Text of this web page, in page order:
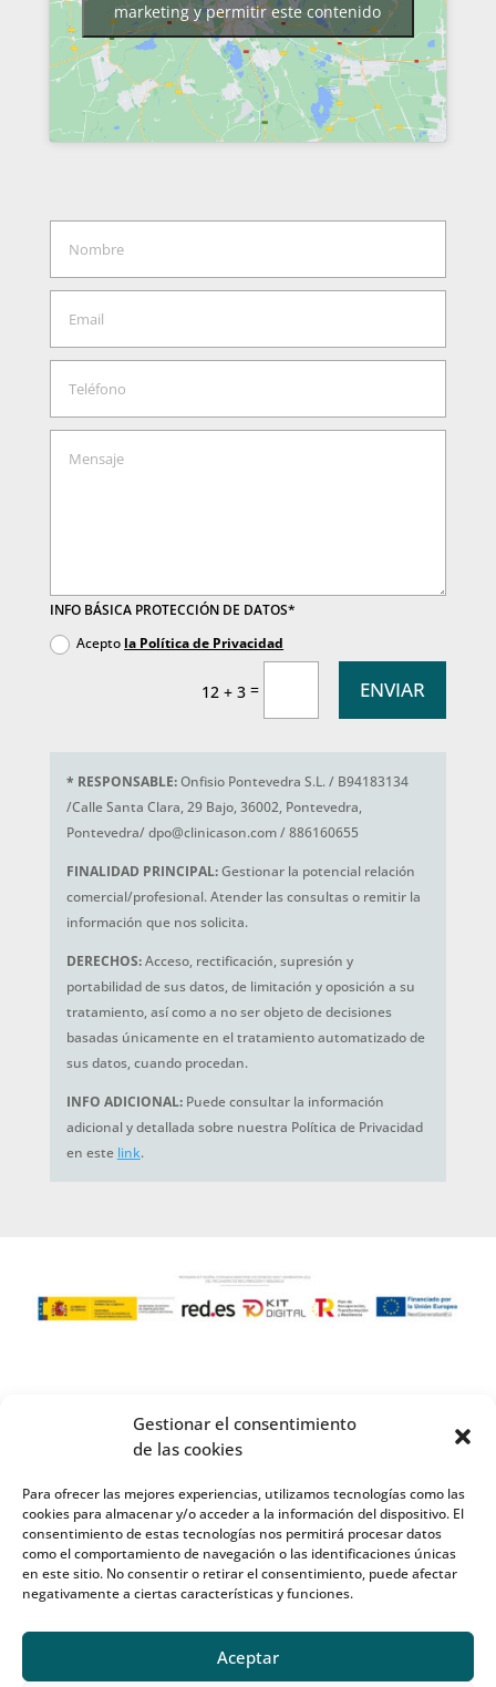
Gestionar el consentimiento
de las cookies
Para ofrecer las mejores experiencias, utilizamos tecnologías como las
cookies para almacenar y/o acceder a la información del dispositivo. El
consentimiento de estas tecnologías nos permitirá procesar datos
como el comportamiento de navegación o las identificaciones únicas
en este sitio. No consentir o retirar el consentimiento, puede afectar
negativamente a ciertas características y funciones.
Aceptar
marketing y permitir este contenido
INFO BÁSICA PROTECCIÓN DE DATOS*
Acepto la Política de Privacidad
12 + 3 = ENVIAR
* RESPONSABLE:Onfisio Pontevedra S.L. / B94183134
/Calle Santa Clara, 29 Bajo, 36002, Pontevedra,
Pontevedra/ dpo@clinicason.com / 886160655
FINALIDAD PRINCIPAL:Gestionar la potencial relación
comercial/profesional. Atender las consultas o remitir la
información que nos solicita.
DERECHOS:Acceso, rectificación, supresión y
portabilidad de sus datos, de limitación y oposición a su
tratamiento, así como a no ser objeto de decisiones
basadas únicamente en el tratamiento automatizado de
sus datos, cuando procedan.
INFO ADICIONAL: Puede consultar la información
adicional y detallada sobre nuestra Política de Privacidad
en este link.